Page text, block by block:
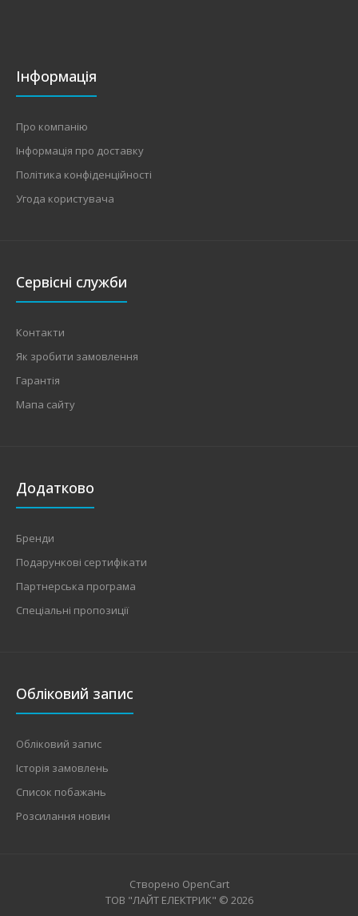
Інформація
Про компанію
Інформація про доставку
Політика конфіденційності
Угода користувача
Сервісні служби
Контакти
Як зробити замовлення
Гарантія
Мапа сайту
Додатково
Бренди
Подарункові сертифікати
Партнерська програма
Спеціальні пропозиції
Обліковий запис
Обліковий запис
Історія замовлень
Список побажань
Розсилання новин
Створено OpenCart
ТОВ "ЛАЙТ ЕЛЕКТРИК" © 2026